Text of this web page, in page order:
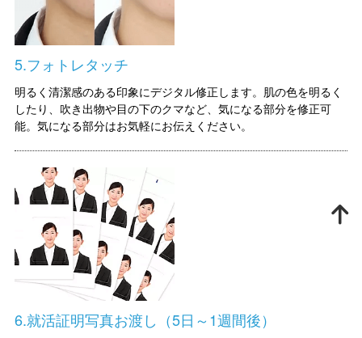
5.フォトレタッチ
明るく清潔感のある印象にデジタル修正します。肌の色を明るく
したり、吹き出物や目の下のクマなど、気になる部分を修正可
能。気になる部分はお気軽にお伝えください。
6.就活証明写真お渡し（5日～1週間後）